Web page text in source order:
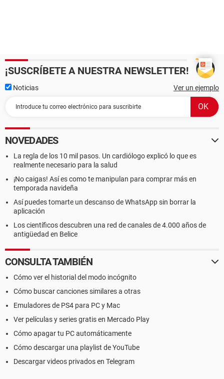
¡SUSCRÍBETE A NUESTRA NEWSLETTER!
Noticias Ver un ejemplo
NOVEDADES
La regla de los 10 mil pasos. Un cardiólogo explicó lo que es
realmente necesario para la salud
¡No caigas! Así es como te manipulan para comprar más en
temporada navideña
Así puedes tomarte un descanso de WhatsApp sin borrar la
aplicación
Los científicos descubren una red de canales de 4.000 años de
antigüedad en Belice
CONSULTA TAMBIÉN
Cómo ver el historial del modo incógnito
Cómo buscar canciones similares a otras
Emuladores de PS4 para PC y Mac
Ver películas y series gratis en Mercado Play
Cómo apagar tu PC automáticamente
Cómo descargar una playlist de YouTube
Descargar videos privados en Telegram